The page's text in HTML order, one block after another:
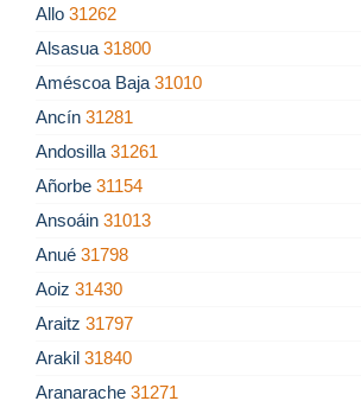
Allo 31262
Alsasua 31800
Améscoa Baja 31010
Ancín 31281
Andosilla 31261
Añorbe 31154
Ansoáin 31013
Anué 31798
Aoiz 31430
Araitz 31797
Arakil 31840
Aranarache 31271